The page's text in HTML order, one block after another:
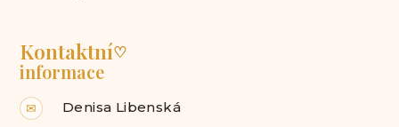
Kontaktní♡
informace
✉ Denisa Libenská